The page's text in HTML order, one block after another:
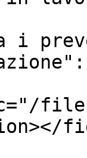
i
files/